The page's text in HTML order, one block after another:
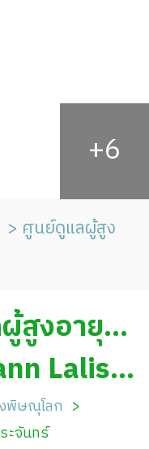
ศูนย์ดูแลผู้สูง
สูงอายุ
สูงอายุ
พิษณุโลก
Lalisa
พิษณุโลก
ะจันทร์